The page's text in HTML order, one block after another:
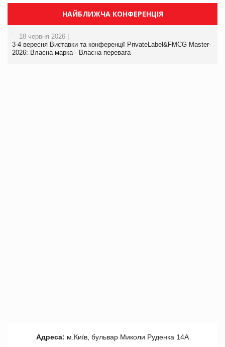
НАЙБЛИЖЧА КОНФЕРЕНЦІЯ
18 червня 2026 |
3-4 вересня Виставки та конференції PrivateLabel&FMCG Master-
2026: Власна марка - Власна перевага
Адреса: м.Київ, бульвар Миколи Руденка 14А